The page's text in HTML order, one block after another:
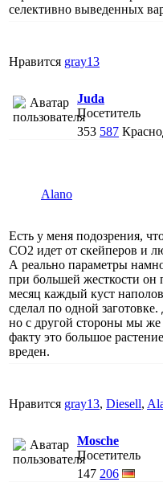
селективно выведенных
Нравится gray13
Juda
Посетитель
353 587
Alano
Есть у меня подозрения,
СО2 идет от скейперов и
А реально параметры
при большей жесткости он
месяц каждый куст
сделал по одной
но с другой стороны мы
факту это большое
вреден.
Нравится gray13, Diesell,
Mosche
Посетитель
147 206